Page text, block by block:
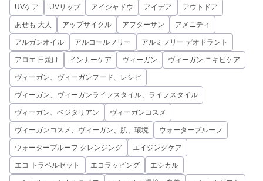
UVケア UVリップ アイシャドウ アイデア アウトドア
あせも 大人 アップサイクル アフターサン アメニティ
アルガンオイル アルコールフリー アルミフリー デオドラント
アロエ 日焼け インナーケア ヴィーガン ヴィーガン ニキビケア
ヴィーガン、ヴィーガンフード、レシピ
ヴィーガン、ヴィーガンライフスタイル、ライフスタイル
ヴィーガン、ベジタリアン ヴィーガンコスメ
ヴィーガンコスメ、ヴィーガン、肌、環境 ウォータープルーフ
ウォータープルーフ クレンジング エイジングケア
エコ トラベルセット エコラッピング エシカル